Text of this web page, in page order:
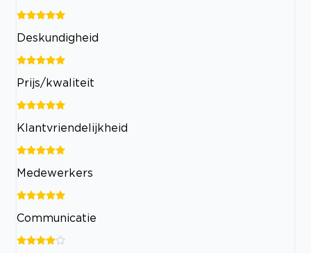
Deskundigheid
Prijs/kwaliteit
Klantvriendelijkheid
Medewerkers
Communicatie